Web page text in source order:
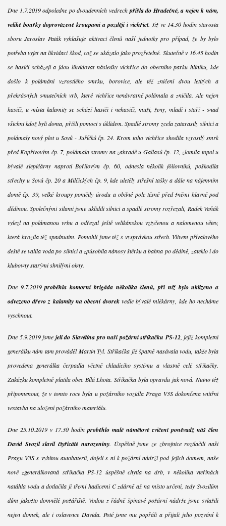
Dne 1.7.2019 odpoledne po dvoudenních vedrech přišla do Hradečné, a nejen k nám,
veliké bouřky doprovázené kroupami a později i vichřicí. Již ve 14.30 hodin starosta
sboru Jaroslav Paták vyhlašuje aktivaci členů naší jednotky pro případ, že by bylo
potřeba vyjet na likvidaci škod, což se ukázalo jako prozřetelné. Skutečně v 16.45 hodin
se hasiči scházejí a jdou likvidovat následky vichřice do obecního parku hliníku, kde
došlo k polámání vzrostlého smrku, borovice, ale též zničení dvou letitých a
překrásných smutečních vrb, které vichřice nenávratně polámala a zničila. Ale nejen
hasiči, u místa kalamity se schází hasiči i nehasiči, muži, ženy, mladí i staří - snad
všichni kdož byli doma, přišli pomoci s úklidem. Spadlé stromy zcela zatarasily silnici a
polámaly nový plot u Sovů - Juříčků čp. 24. Krom toho vichřice shodila vzrostlý smrk
před Kopřivovým čp. 7, polámala stromy na zahradě u Gallasů čp. 12, zlomila topol u
bývalé slepičárny naproti Bořilovým čp. 60, odnesla několik fóliovníků, poškodila
střechy u Sovů čp. 20 a Milčických čp. 9, kde uletěly střešní tašky a dále na nájemním
domě čp. 39, velké kroupy poničily úrodu a obilné pole těsně před žněmi hlavně pod
dědinou. Společnými silami jsme uklidili silnici a spadlé stromy rozřezali, Radek Vaňák
vylezl na polámanou vrbu a odřezal ještě velikánskou vztyčenou a nalomenou větev,
která hrozila též spadnutím. Pomohli jsme též s vysprávkou střech. Vlivem přívalového
deště se valila voda po silnici a způsobila nánosy štěrku a bahna po dědině, zateklo i do
klubovny starými shnilými okny.
Dne 9.7.2019proběhla komorní brigáda několika členů, při níž bylo uklizeno a
odvezeno dřevo z kalamity na obecní dvorek vedle bývalé mlékárny, kde ho necháme
vyschnout.
Dne 5.9.2019 jsme jeli do Slavětína pro naši požární stříkačku PS-12, jejíž kompletní
generálku nám tam prováděl Martin Tyl. Stříkačka již špatně nasávala vodu, takže byla
provedena generálka čerpadla včetně chladícího systému a vlastně celé stříkačky.
Zakázku kompletně platila obec Bílá Lhota. Stříkačka byla opravdu jak nová. Nutno též
připomenout, že v tomto roce byla u požárního vozidla Praga V3S dokončena vnitřní
vestavba na uložení požárního materiálu.
Dne 25.10.2019 v 17.30 hodin proběhlo malé námětové cvičení poněvadž náš člen
David Svozil slavil čtyřicáté narozeniny. Úspěšně jsme ze zbrojnice roztlačili naši
Pragu V3S s vybitou autobaterií, dojeli s ní k požární nádrži pod jejich domem, naše
nově zgenerálkovaná stříkačka PS-12 úspěšně chytla na drb, v několika vteřinách
natáhla vodu a dotlačila ji třemi hadicemi C zdárně až na místo určení, tedy Svozilům
dům jakožto domnělé požářiště. Vodou z řádně špinavé požární nádrže jsme svlažili
nejen domek, ale i oslavence Davida. Poté jsme mu popřáli a přijali jeho pozvání k